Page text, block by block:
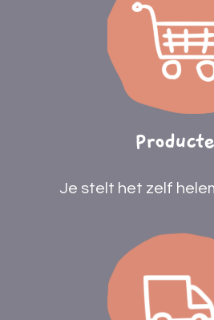
Je stelt het zelf